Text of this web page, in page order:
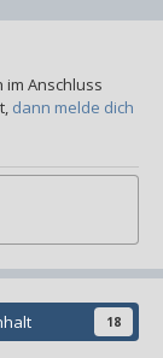
Anschluss
dann melde dich
18